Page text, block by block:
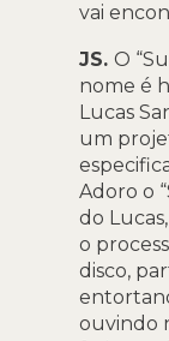
vai
JS. O
nome é
Lucas
um
Adoro o
do
o
disco,
ouvindo